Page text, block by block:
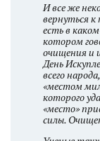
И все же
вернуться
есть в
котором
очищения и
День
всего
«местом
которого
«место»
силы.